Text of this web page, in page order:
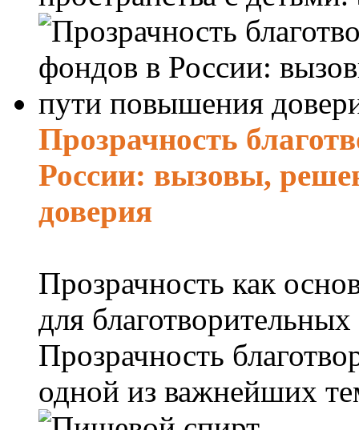
Прозрачность
России: вызовы,
доверия
Прозрачность как
для
Прозрачность
одной из важнейших